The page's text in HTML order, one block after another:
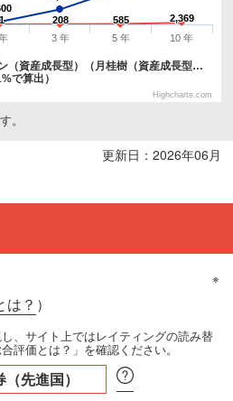
208
208 585
585 2,369
2,369
（資産成長型）（月桂樹（資産成長型…
で算出）
3 年 5 年 10 年
Highcharts.com
。
更新日：2026年06月
は？ ）
※
、サイト上ではレイティングの読み替
評価とは？」を確認ください。
先進国）